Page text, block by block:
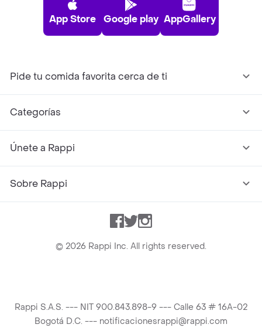
App Store Google play AppGallery
Pide tu comida favorita cerca de ti
Categorías
Únete a Rappi
Sobre Rappi
Facebook
TwitterInstagram
© 2026 Rappi Inc. All rights reserved.
Rappi S.A.S. --- NIT 900.843.898-9 --- Calle 63 # 16A-02
Bogotá D.C. --- notificacionesrappi@rappi.com